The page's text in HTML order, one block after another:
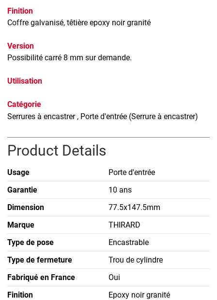
Finition
Coffre galvanisé, têtière epoxy noir granité
Version
Possibilité carré 8 mm sur demande.
Utilisation
Catégorie
Serrures à encastrer , Porte d'entrée (Serrure à encastrer)
Product Details
Usage
Porte d'entrée
Garantie
10 ans
Dimension
77.5x147.5mm
Marque
THIRARD
Type de pose
Encastrable
Type de fermeture
Trou de cylindre
Fabriqué en France
Oui
Finition
Epoxy noir granité